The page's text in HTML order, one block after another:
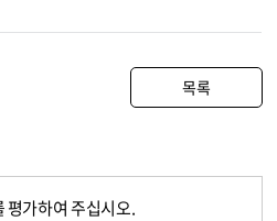
목록
평가하여 주십시오.